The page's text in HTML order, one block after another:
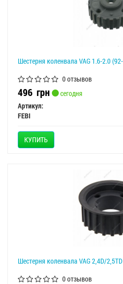
Шестерня коленвала VAG 1.6-2.0
0 отзывов
496 грн
сегодня
Артикул:
FEBI
КУПИТЬ
Шестерня коленвала VAG 2,4D/
0 отзывов